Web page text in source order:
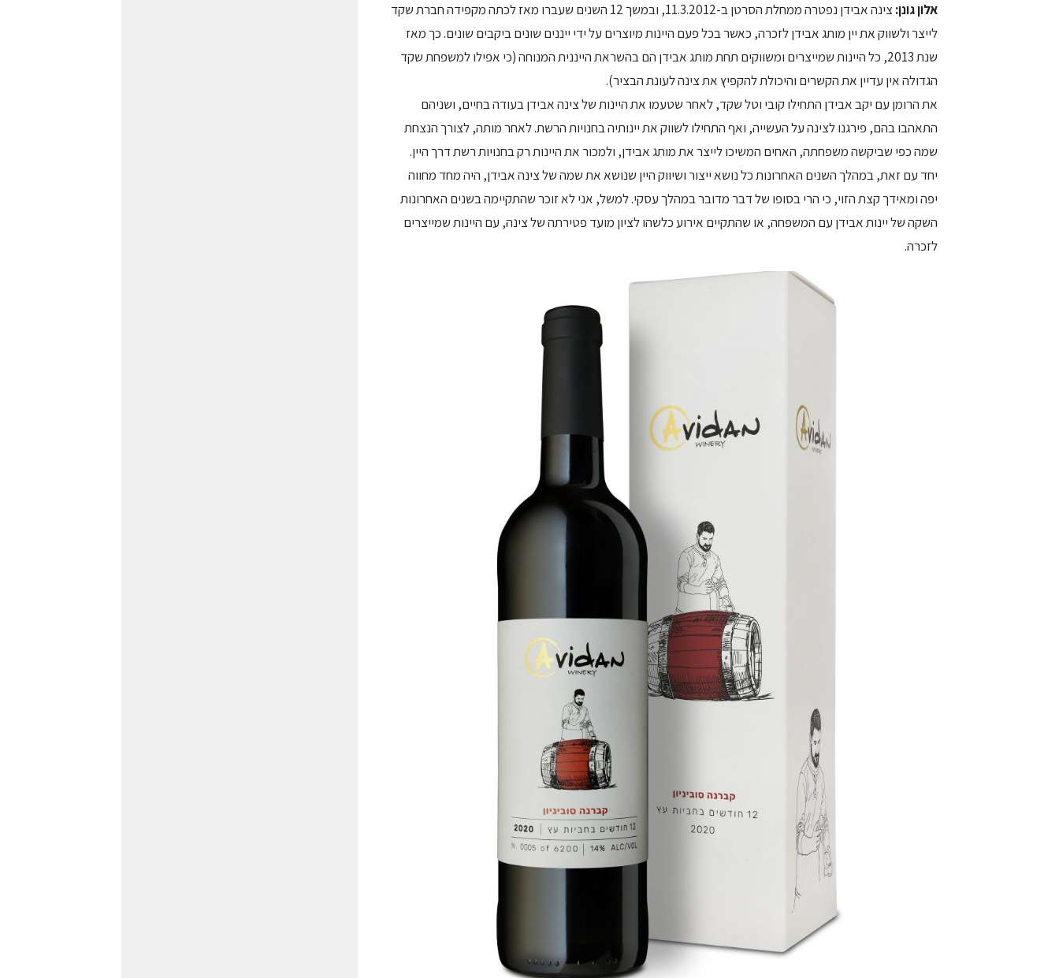
אלון גונן:
צינה אבידן נפטרה ממחלת הסרטן ב-11.3.2012, ובמשך 12 השנים שעברו מאז לכתה מקפידה חברת שקד
לייצר ולשווק את יין מותג אבידן לזכרה, כאשר בכל פעם היינות מיוצרים על ידי ייננים שונים ביקבים שונים. כך מאז
שנת 2013, כל היינות שמייצרים ומשווקים תחת מותג אבידן הם בהשראת הייננית המנוחה (כי אפילו למשפחת שקד
הגדולה אין עדיין את הקשרים והיכולת להקפיץ את צינה לעונת הבציר).
את הרומן עם יקב אבידן התחילו קובי וטל שקד, לאחר שטעמו את היינות של צינה אבידן בעודה בחיים, ושניהם
התאהבו בהם, פירגנו לצינה על העשייה, ואף התחילו לשווק את יינותיה בחנויות הרשת. לאחר מותה, לצורך הנצחת
שמה כפי שביקשה משפחתה, האחים המשיכו לייצר את מותג אבידן, ולמכור את היינות רק בחנויות רשת דרך היין.
יחד עם זאת, במהלך השנים האחרונות כל נושא ייצור ושיווק היין שנושא את שמה של צינה אבידן, היה מחד מחווה
יפה ומאידך קצת הזוי, כי הרי בסופו של דבר מדובר במהלך עסקי. למשל, אני לא זוכר שהתקיימה בשנים האחרונות
השקה של יינות אבידן עם המשפחה, או שהתקיים אירוע כלשהו לציון מועד פטירתה של צינה, עם היינות שמייצרים
לזכרה.